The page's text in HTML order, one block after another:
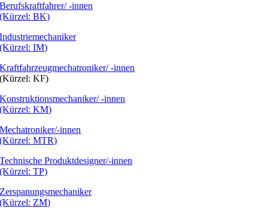
Berufskraftfahrer/ -innen
(Kürzel: BK)
Industriemechaniker
(Kürzel: IM)
Kraftfahrzeugmechatroniker/ -innen
(Kürzel: KF)
Konstruktionsmechaniker/ -innen
(Kürzel: KM)
Mechatroniker/-innen
(Kürzel: MTR)
Technische Produktdesigner/-innen
(Kürzel: TP)
Zerspanungsmechaniker
(Kürzel: ZM)